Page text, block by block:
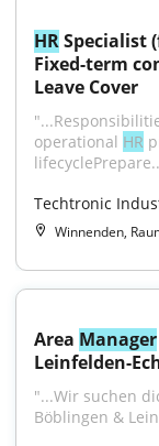
HR Specialist
Fixed-term
Leave Cover
operational HR
Techtronic
Winnenden,
Area Manager
Leinfelden-
"...Wir suchen
Böblingen &